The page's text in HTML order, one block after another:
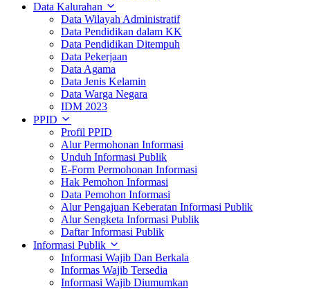
Data Kalurahan
Data Wilayah Administratif
Data Pendidikan dalam KK
Data Pendidikan Ditempuh
Data Pekerjaan
Data Agama
Data Jenis Kelamin
Data Warga Negara
IDM 2023
PPID
Profil PPID
Alur Permohonan Informasi
Unduh Informasi Publik
E-Form Permohonan Informasi
Hak Pemohon Informasi
Data Pemohon Informasi
Alur Pengajuan Keberatan Informasi Publik
Alur Sengketa Informasi Publik
Daftar Informasi Publik
Informasi Publik
Informasi Wajib Dan Berkala
Informas Wajib Tersedia
Informasi Wajib Diumumkan